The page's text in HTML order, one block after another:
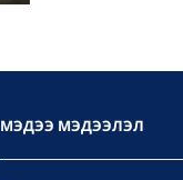
МЭДЭЭ МЭДЭЭЛЭЛ